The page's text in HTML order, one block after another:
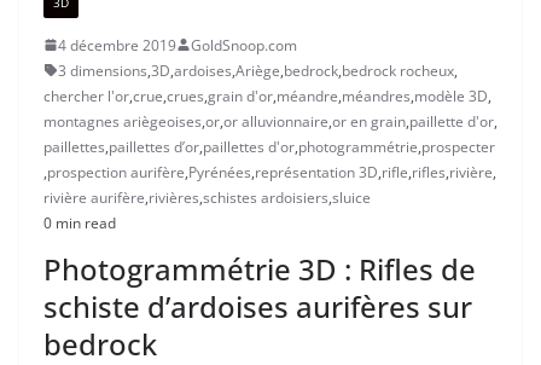
4 décembre 2019
GoldSnoop.com
3 dimensions,3D,ardoises,Ariège,bedrock,bedrock rocheux,
chercher l'or,crue,crues,grain d'or,méandre,méandres,modèle 3D,
montagnes ariègeoises,or,or alluvionnaire,or en grain,paillette d'or,
paillettes,paillettes d’or,paillettes d'or,photogrammétrie,prospecter
,prospection aurifère,Pyrénées,représentation 3D,rifle,rifles,rivière,
rivière aurifère,rivières,schistes ardoisiers,sluice
0 min read
Photogrammétrie 3D : Rifles de
schiste d’ardoises aurifères sur
bedrock